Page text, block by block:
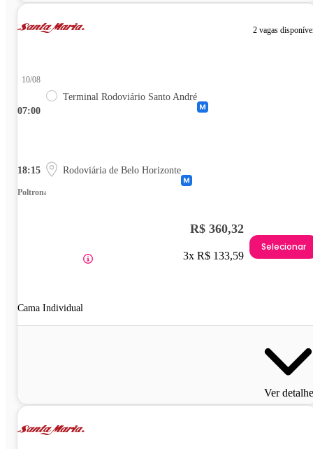
2 vagas
07:00
10/08
Terminal Rodoviário Santo André
18:15 Rodoviária de Belo Horizonte
Poltrona
Cama Individual
R$ 360,32
3x R$ 133,59
Selecionar
Ver